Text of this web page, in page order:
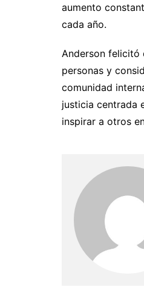
aumento
cada año.
Anderson felicitó
personas y
comunidad
justicia centrada
inspirar a otros